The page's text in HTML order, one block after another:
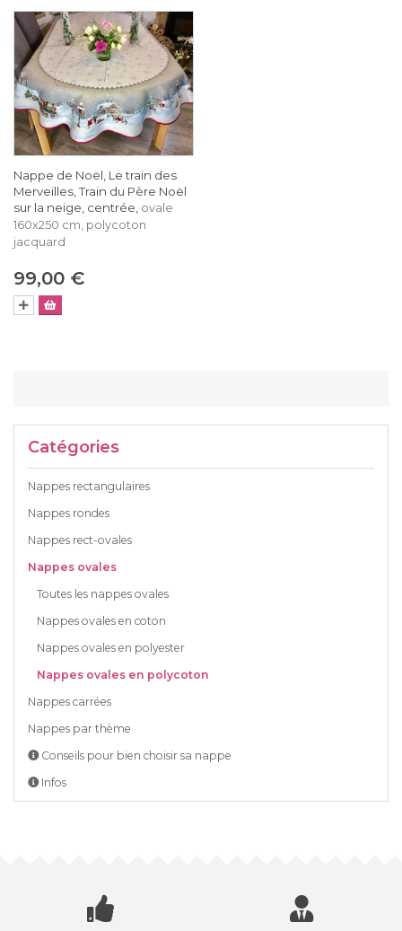
Nappe de Noël, Le train des
Merveilles, Train du Père Noël
sur la neige, centrée, ovale
160x250 cm, polycoton
jacquard
99,00 €
Catégories
Nappes rectangulaires
Nappes rondes
Nappes rect-ovales
Nappes ovales
Toutes les nappes ovales
Nappes ovales en coton
Nappes ovales en polyester
Nappes ovales en polycoton
Nappes carrées
Nappes par thème
Conseils pour bien choisir sa nappe
Infos